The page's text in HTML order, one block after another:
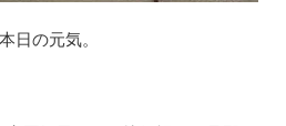
日の元気。